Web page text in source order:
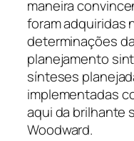
maneira
foram adquiridas
determinações
planejamento
sínteses
implementadas
aqui da brilhante
Woodward.